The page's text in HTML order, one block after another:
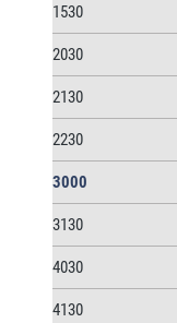
1530
2030
2130
2230
3000
3130
4030
4130